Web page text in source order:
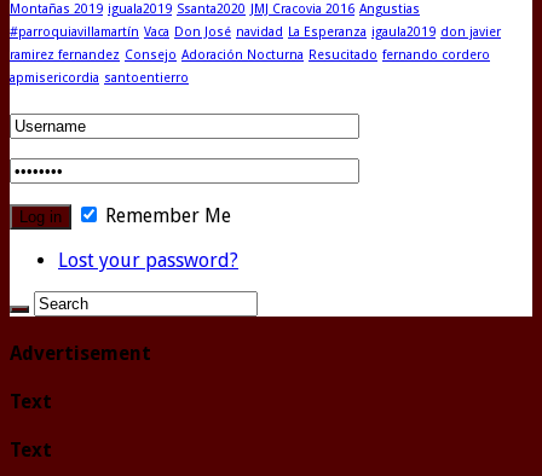
Montañas 2019 iguala2019 Ssanta2020 JMJ Cracovia 2016 Angustias
#parroquiavillamartín Vaca Don José navidad La Esperanza igaula2019 don javier
ramirez fernandez Consejo Adoración Nocturna Resucitado fernando cordero
apmisericordia santoentierro
Remember Me
Lost your password?
Advertisement
Text
Text